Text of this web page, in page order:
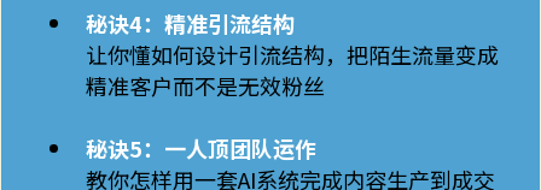
秘诀4：精准引流结构
让你懂如何设计引流结构，把陌生流量变成
精准客户而不是无效粉丝
秘诀5：一人顶团队运作
教你怎样用一套AI系统完成内容生产到成交